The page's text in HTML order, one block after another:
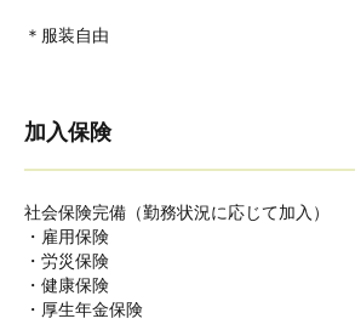
＊服装自由
加入保険
社会保険完備（勤務状況に応じて加入）
・雇用保険
・労災保険
・健康保険
・厚生年金保険